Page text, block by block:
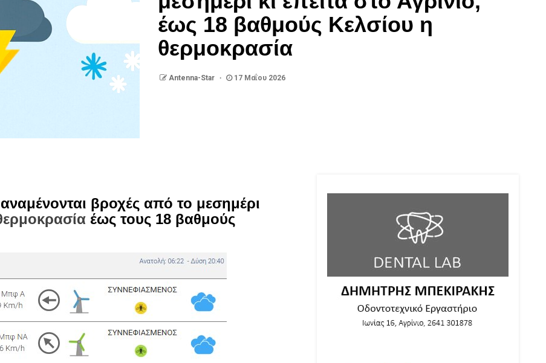
έως 18 βαθμούς Κελσίου η
θερμοκρασία
Antenna-Star 17 Μαΐου 2026
βροχές από το μεσημέρι
έως τους 18 βαθμούς